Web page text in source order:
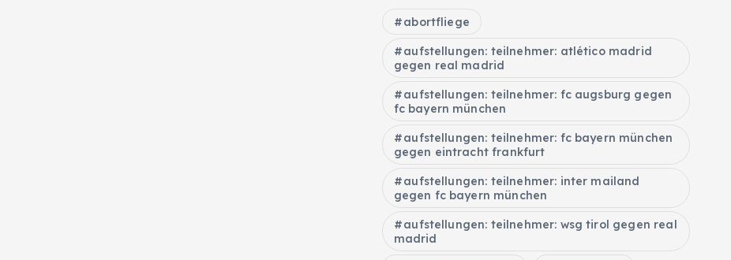
abortfliege
aufstellungen: teilnehmer: atlético madrid
gegen real madrid
aufstellungen: teilnehmer: fc augsburg gegen
fc bayern münchen
aufstellungen: teilnehmer: fc bayern münchen
gegen eintracht frankfurt
aufstellungen: teilnehmer: inter mailand
gegen fc bayern münchen
aufstellungen: teilnehmer: wsg tirol gegen real
madrid